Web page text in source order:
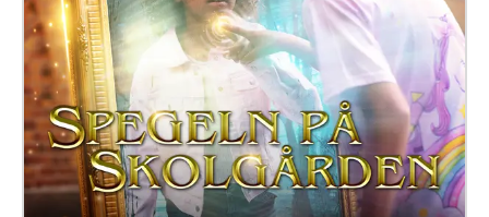
Sederholm Nalle: Oskar Pöysti Polisen: Stella Laine
Elna: Sue Lemström Elever på skolgården spelas av:
Livia Ahlström, Kajsa Degn, Bon Järf, Luna Lukka,
Salma Sarkola, Amie Sidibeh och Norah Thottungal.
Vi andra som har jobbat med äventyret är: Barbro
Ahlstedt, Clas Christiansen, Jessica Edén, Sofie
Gammals, Anne Hämäläinen, Timo Hietala, Niko
Ingman, Anna-Maija Kalén, Marina Meinander och